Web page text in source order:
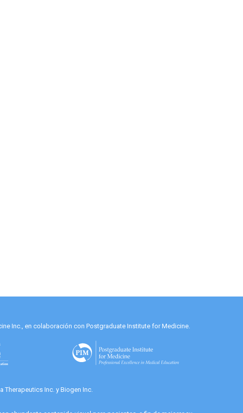
Inc., en colaboración con Postgraduate Institute for Medicine.
Inc. y Biogen Inc.